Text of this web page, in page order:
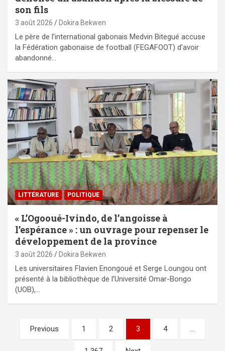
son fils
3 août 2026 Dokira Bekwen
Le père de l’international gabonais Medvin Bitegué accuse
la Fédération gabonaise de football (FEGAFOOT) d’avoir
abandonné…
LITTÉRATURE POLITIQUE
« L’Ogooué-Ivindo, de l’angoisse à
l’espérance » : un ouvrage pour repenser le
développement de la province
3 août 2026 Dokira Bekwen
Les universitaires Flavien Enongoué et Serge Loungou ont
présenté à la bibliothèque de l’Université Omar-Bongo
(UOB),…
Pagination
des
Previous 1 2 3 4 …